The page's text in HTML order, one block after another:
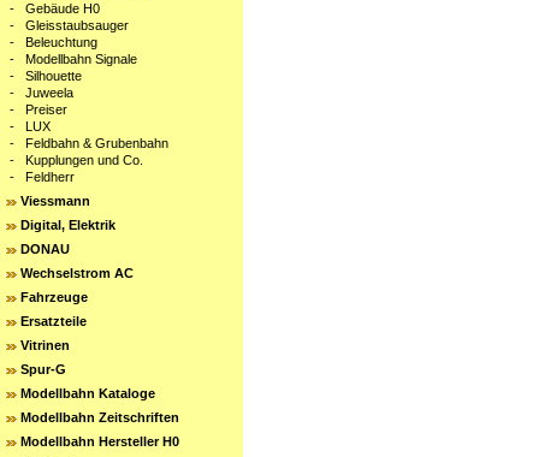
- Gebäude H0
- Gleisstaubsauger
- Beleuchtung
- Modellbahn Signale
- Silhouette
- Juweela
- Preiser
- LUX
- Feldbahn & Grubenbahn
- Kupplungen und Co.
- Feldherr
Viessmann
Digital, Elektrik
DONAU
Wechselstrom AC
Fahrzeuge
Ersatzteile
Vitrinen
Spur-G
Modellbahn Kataloge
Modellbahn Zeitschriften
Modellbahn Hersteller H0